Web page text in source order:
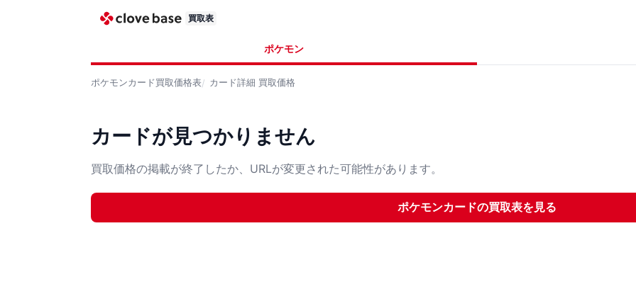
買取表
ポケモン
ポケモンカード買取価格表 カード詳細 買取価格
カードが見つかりません
買取価格の掲載が終了したか、URLが変更された可能性があります。
ポケモンカードの買取表を見る